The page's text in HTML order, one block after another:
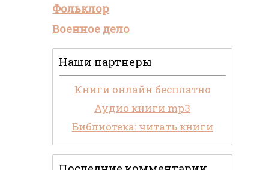
Фольклор
Военное дело
Наши партнеры
Книги онлайн бесплатно
Аудио книги mp3
Библиотека: читать книги